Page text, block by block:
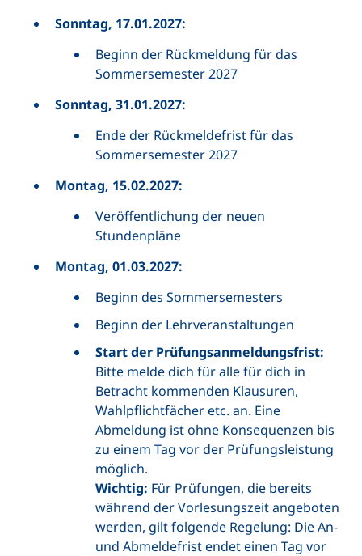
Sonntag, 17.01.2027:
Beginn der Rückmeldung für das
Sommersemester 2027
Sonntag, 31.01.2027:
Ende der Rückmeldefrist für das
Sommersemester 2027
Montag, 15.02.2027:
Veröffentlichung der neuen
Stundenpläne
Montag, 01.03.2027:
Beginn des Sommersemesters
Beginn der Lehrveranstaltungen
Start der Prüfungsanmeldungsfrist:
Bitte melde dich für alle für dich in
Betracht kommenden Klausuren,
Wahlpflichtfächer etc. an. Eine
Abmeldung ist ohne Konsequenzen bis
zu einem Tag vor der Prüfungsleistung
möglich.
Wichtig: Für Prüfungen, die bereits
während der Vorlesungszeit angeboten
werden, gilt folgende Regelung: Die An-
und Abmeldefrist endet einen Tag vor